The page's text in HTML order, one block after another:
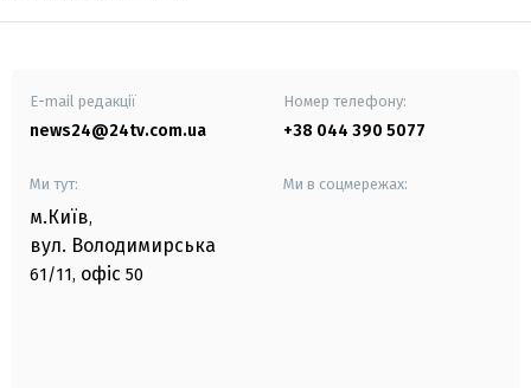
E-mail редакції
news24@24tv.com.ua
Номер телефону:
+38 044 390 5077
Ми тут:
м.Київ,
вул. Володимирська
61/11, офіс 50
Ми в соцмережах: